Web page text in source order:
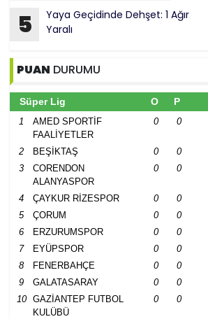
5
Yaya Geçidinde Dehşet: 1 Ağır
Yaralı
PUAN DURUMU
Süper Lig O P
1
AMED SPORTİF
FAALİYETLER
0 0
2 BEŞİKTAŞ 0
0
3
CORENDON
ALANYASPOR
0 0
4 ÇAYKUR RİZESPOR 0
0
5
ÇORUM 0
0
6
ERZURUMSPOR 0
0
7
EYÜPSPOR 0
0
8
FENERBAHÇE 0
0
9
GALATASARAY 0
0
10
GAZİANTEP FUTBOL
KULÜBÜ
0 0